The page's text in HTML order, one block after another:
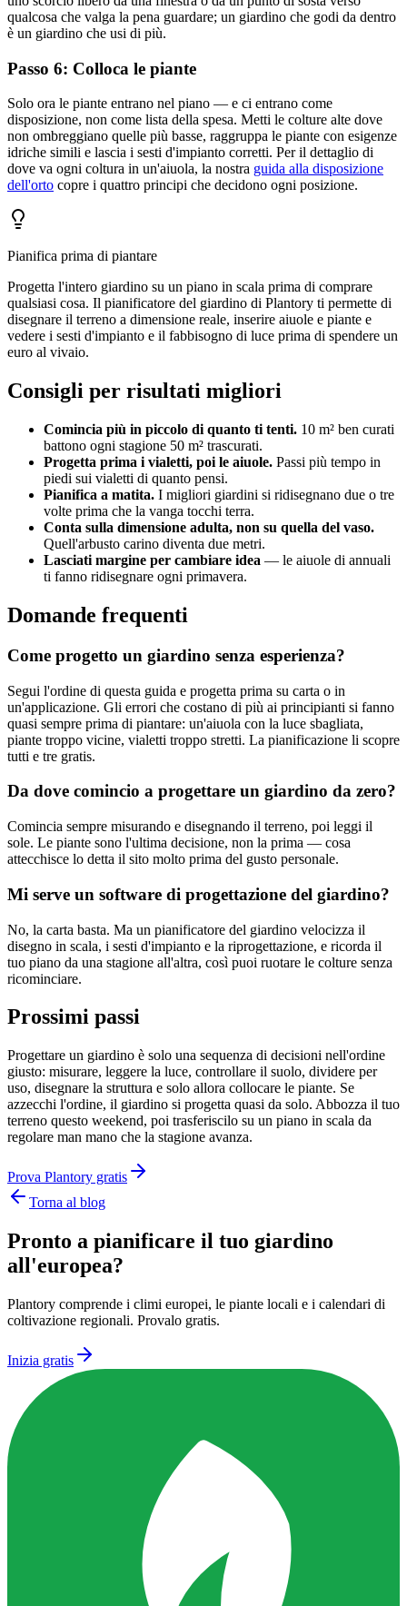
qualcosa che valga la pena guardare; un giardino che godi da dentro
è un giardino che usi di più.
Passo 6: Colloca le piante
Solo ora le piante entrano nel piano — e ci entrano come
disposizione, non come lista della spesa. Metti le colture alte dove
non ombreggiano quelle più basse, raggruppa le piante con esigenze
idriche simili e lascia i sesti d'impianto corretti. Per il dettaglio di
dove va ogni coltura in un'aiuola, la nostra guida alla disposizione
dell'orto copre i quattro principi che decidono ogni posizione.
Pianifica prima di piantare
Progetta l'intero giardino su un piano in scala prima di comprare
qualsiasi cosa. Il pianificatore del giardino di Plantory ti permette di
disegnare il terreno a dimensione reale, inserire aiuole e piante e
vedere i sesti d'impianto e il fabbisogno di luce prima di spendere un
euro al vivaio.
Consigli per risultati migliori
Comincia più in piccolo di quanto ti tenti. 10 m² ben curati
battono ogni stagione 50 m² trascurati.
Progetta prima i vialetti, poi le aiuole. Passi più tempo in
piedi sui vialetti di quanto pensi.
Pianifica a matita. I migliori giardini si ridisegnano due o tre
volte prima che la vanga tocchi terra.
Conta sulla dimensione adulta, non su quella del vaso.
Quell'arbusto carino diventa due metri.
Lasciati margine per cambiare idea — le aiuole di annuali
ti fanno ridisegnare ogni primavera.
Domande frequenti
Come progetto un giardino senza esperienza?
Segui l'ordine di questa guida e progetta prima su carta o in
un'applicazione. Gli errori che costano di più ai principianti si fanno
quasi sempre prima di piantare: un'aiuola con la luce sbagliata,
piante troppo vicine, vialetti troppo stretti. La pianificazione li scopre
tutti e tre gratis.
Da dove comincio a progettare un giardino da zero?
Comincia sempre misurando e disegnando il terreno, poi leggi il
sole. Le piante sono l'ultima decisione, non la prima — cosa
attecchisce lo detta il sito molto prima del gusto personale.
Mi serve un software di progettazione del giardino?
No, la carta basta. Ma un pianificatore del giardino velocizza il
disegno in scala, i sesti d'impianto e la riprogettazione, e ricorda il
tuo piano da una stagione all'altra, così puoi ruotare le colture senza
ricominciare.
Prossimi passi
Progettare un giardino è solo una sequenza di decisioni nell'ordine
giusto: misurare, leggere la luce, controllare il suolo, dividere per
uso, disegnare la struttura e solo allora collocare le piante. Se
azzecchi l'ordine, il giardino si progetta quasi da solo. Abbozza il tuo
terreno questo weekend, poi trasferiscilo su un piano in scala da
regolare man mano che la stagione avanza.
Prova Plantory gratis
Torna al blog
Pronto a pianificare il tuo giardino
all'europea?
Plantory comprende i climi europei, le piante locali e i calendari di
coltivazione regionali. Provalo gratis.
Inizia gratis